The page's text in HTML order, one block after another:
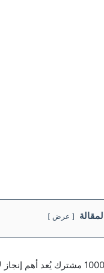
عرض
الوصول إلى أول 1000 مشترك يُعد